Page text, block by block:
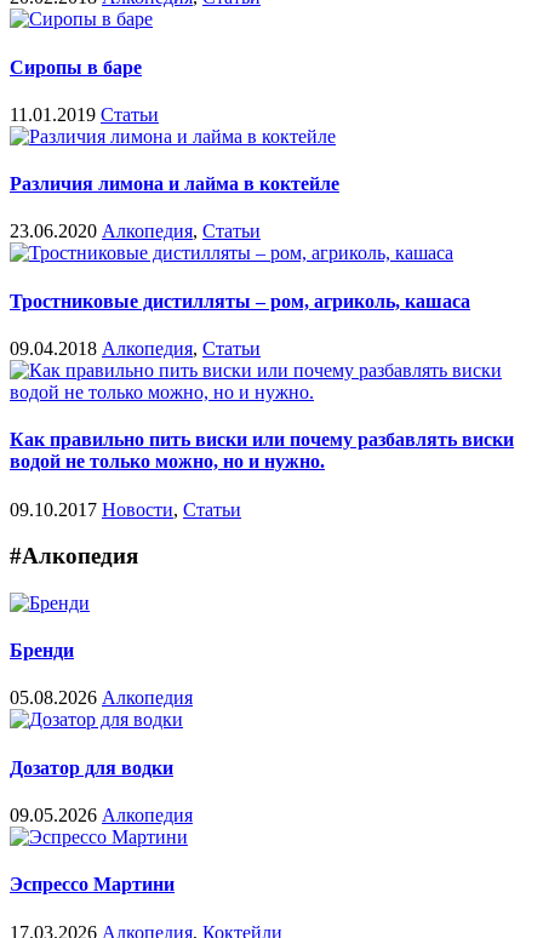
Сиропы в баре
11.01.2019 Статьи
Различия лимона и лайма в коктейле
23.06.2020 Алкопедия, Статьи
Тростниковые дистилляты – ром, агриколь, кашаса
09.04.2018 Алкопедия, Статьи
Как правильно пить виски или почему разбавлять виски
водой не только можно, но и нужно.
09.10.2017 Новости, Статьи
#Алкопедия
Бренди
05.08.2026 Алкопедия
Дозатор для водки
09.05.2026 Алкопедия
Эспрессо Мартини
17.03.2026 Алкопедия, Коктейли